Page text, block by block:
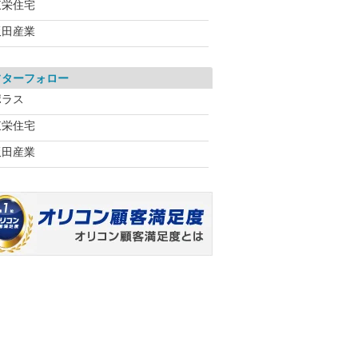
住宅
産業
ーフォロー
ス
住宅
産業